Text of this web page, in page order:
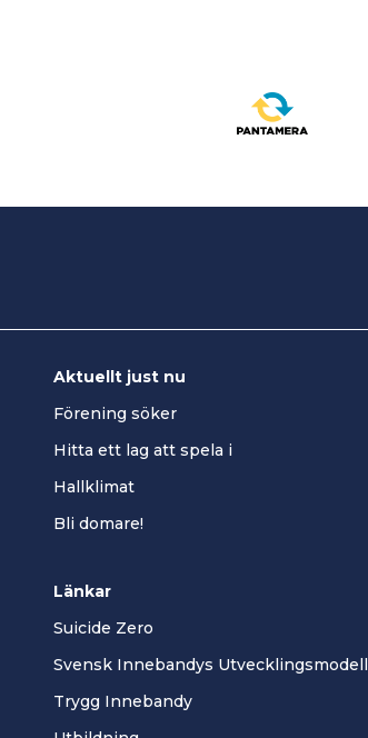
Aktuellt just nu
Förening söker
Hitta ett lag att spela i
Hallklimat
Bli domare!
Länkar
Suicide Zero
Svensk Innebandys Utvecklingsmodell
Trygg Innebandy